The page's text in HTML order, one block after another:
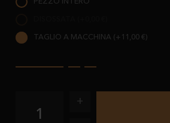
PEZZO INTERO
TAGLIO A MACCHINA (+11,00 €)
1
+